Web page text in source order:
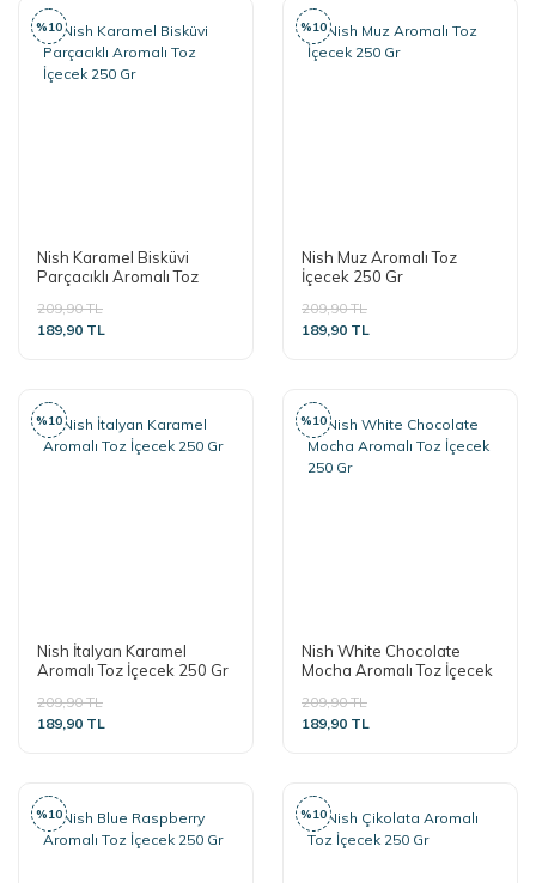
%10
Nish Karamel Bisküvi
Parçacıklı Aromalı Toz
209,90 TL
189,90 TL
%10
Nish Muz Aromalı Toz
İçecek 250 Gr
209,90 TL
189,90 TL
%10
Nish İtalyan Karamel
Aromalı Toz İçecek 250 Gr
209,90 TL
189,90 TL
%10
Nish White Chocolate
Mocha Aromalı Toz İçecek
209,90 TL
189,90 TL
%10 %10